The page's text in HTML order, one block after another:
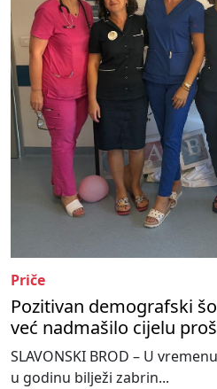
Priče
Pozitivan demografski
već nadmašilo cijelu
SLAVONSKI BROD – U
u godinu bilježi zabrin...